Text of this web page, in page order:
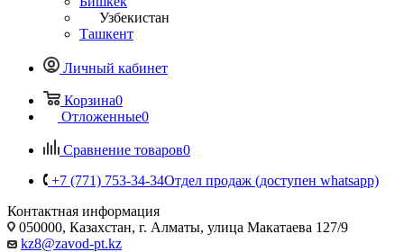
Узбекистан
Ташкент
Личный кабинет
Корзина0
Отложенные0
Сравнение товаров0
+7 (771) 753-34-34Отдел продаж (доступен whatsapp)
Контактная информация
050000, Казахстан, г. Алматы, улица Макатаева 127/9
kz8@zavod-pt.kz